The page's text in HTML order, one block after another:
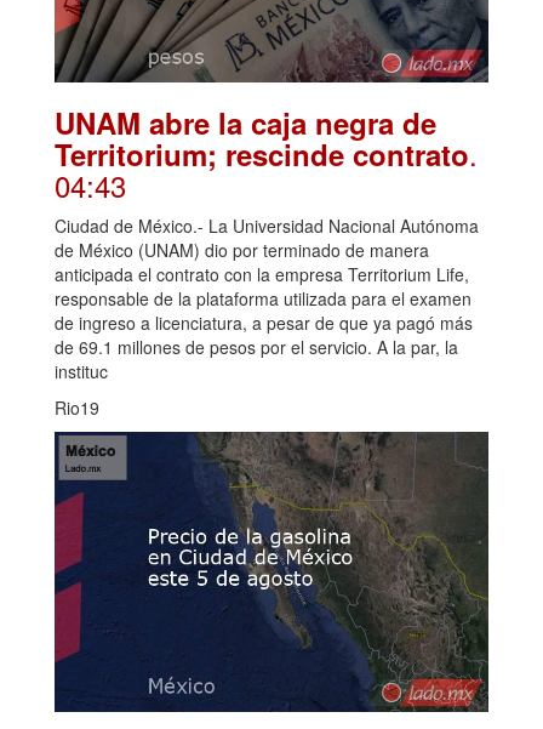
UNAM abre la caja negra de
Territorium; rescinde contrato.
04:43
Ciudad de México.- La Universidad Nacional Autónoma
de México (UNAM) dio por terminado de manera
anticipada el contrato con la empresa Territorium Life,
responsable de la plataforma utilizada para el examen
de ingreso a licenciatura, a pesar de que ya pagó más
de 69.1 millones de pesos por el servicio. A la par, la
instituc
Rio19